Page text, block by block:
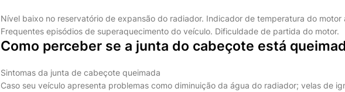
Nível baixo no reservatório de expansão do radiador. Indicador de temperatura do motor
Frequentes episódios de superaquecimento do veículo. Dificuldade de partida do motor.
Como perceber se a junta do cabeçote está
Sintomas da junta de cabeçote queimada
Caso seu veículo apresenta problemas como diminuição da água do radiador; velas de